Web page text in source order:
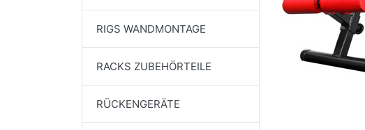
RIGS WANDMONTAGE
RACKS ZUBEHÖRTEILE
RÜCKENGERÄTE